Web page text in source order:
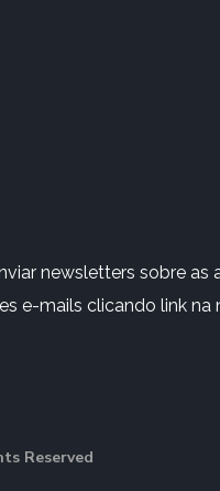
newsletters sobre
e-mails clicando link na
Reserved